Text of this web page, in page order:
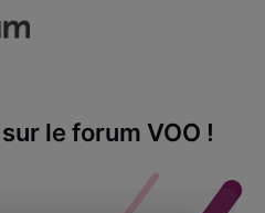
le forum VOO !